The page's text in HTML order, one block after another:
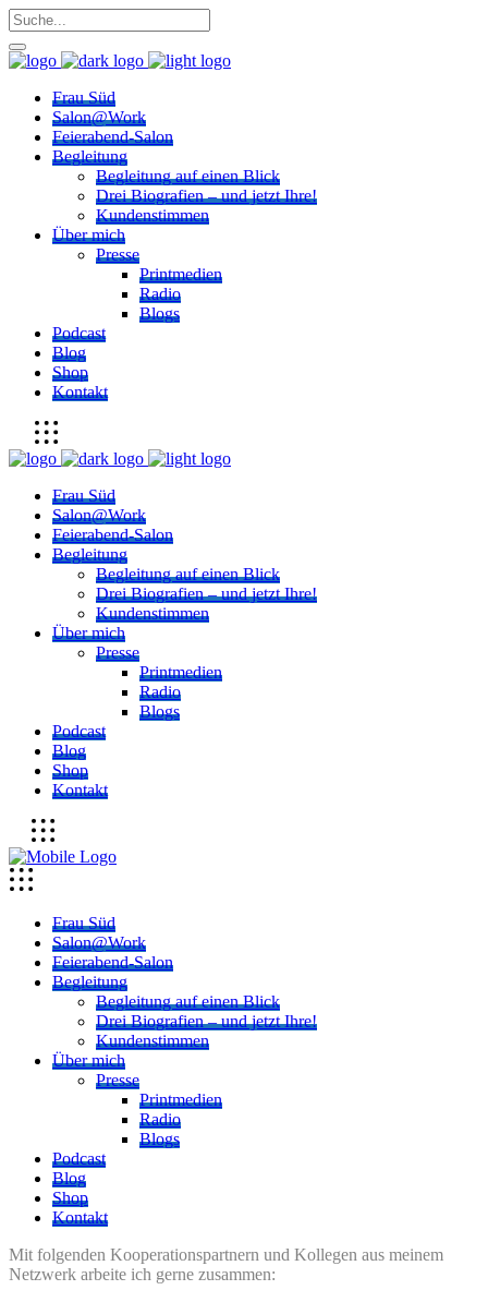
Frau Süd
Salon@Work
Feierabend-Salon
Begleitung
Begleitung auf einen Blick
Drei Biografien – und jetzt Ihre!
Kundenstimmen
Über mich
Presse
Printmedien
Radio
Blogs
Podcast
Blog
Shop
Kontakt
Frau Süd
Salon@Work
Feierabend-Salon
Begleitung
Begleitung auf einen Blick
Drei Biografien – und jetzt Ihre!
Kundenstimmen
Über mich
Presse
Printmedien
Radio
Blogs
Podcast
Blog
Shop
Kontakt
Frau Süd
Salon@Work
Feierabend-Salon
Begleitung
Begleitung auf einen Blick
Drei Biografien – und jetzt Ihre!
Kundenstimmen
Über mich
Presse
Printmedien
Radio
Blogs
Podcast
Blog
Shop
Kontakt
Mit folgenden Kooperationspartnern und Kollegen aus meinem
Netzwerk arbeite ich gerne zusammen: